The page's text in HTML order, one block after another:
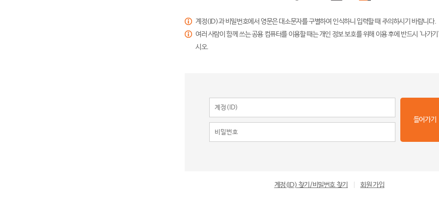
계정(ID)과 비밀번호에서 영문은 대소문자를 구별하여 인식하니 입력할 때 주의하시기 바랍니다.
여러 사람이 함께 쓰는 공용 컴퓨터를 이용할 때는 개인 정보 보호를 위해 이용 후에 반드시 '나가
시오.
들어가기
계정(ID) 찾기/비밀번호 찾기 회원 가입